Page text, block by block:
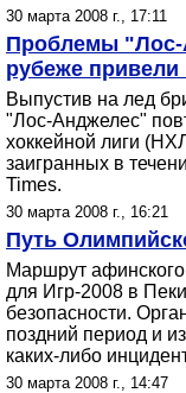
30 марта 2008 г., 17:11
Проблемы "Лос-
рубеже
Выпустив на лед
"Лос-Анджелес"
хоккейной лиги
заигранных в
Times.
30 марта 2008 г., 16:21
Путь
Маршрут
для Игр-2008 в
безопасности.
поздний период и
каких-либо
30 марта 2008 г., 14:47